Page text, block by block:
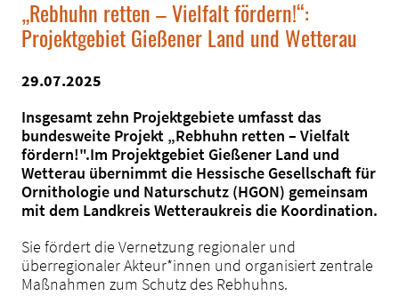
„Rebhuhn retten – Vielfalt fördern!“:
Projektgebiet Gießener Land und Wetterau
29.07.2025
Insgesamt zehn Projektgebiete umfasst das
bundesweite Projekt „Rebhuhn retten – Vielfalt
fördern!".Im Projektgebiet Gießener Land und
Wetterau übernimmt die Hessische Gesellschaft für
Ornithologie und Naturschutz (HGON) gemeinsam
mit dem Landkreis Wetteraukreis die Koordination.
Sie fördert die Vernetzung regionaler und
überregionaler Akteur*innen und organisiert zentrale
Maßnahmen zum Schutz des Rebhuhns.